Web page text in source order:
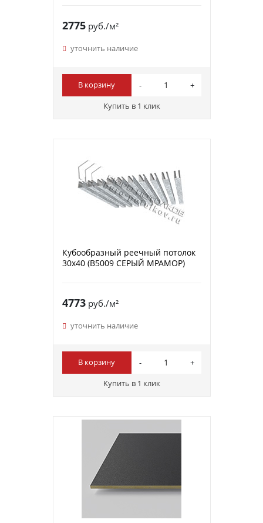
2775руб./м²
уточнить наличие
В корзину
Купить в 1 клик
Кубообразный реечный потолок
30х40 (B5009 СЕРЫЙ МРАМОР)
4773руб./м²
уточнить наличие
В корзину
Купить в 1 клик